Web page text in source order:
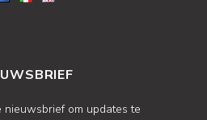
om updates te